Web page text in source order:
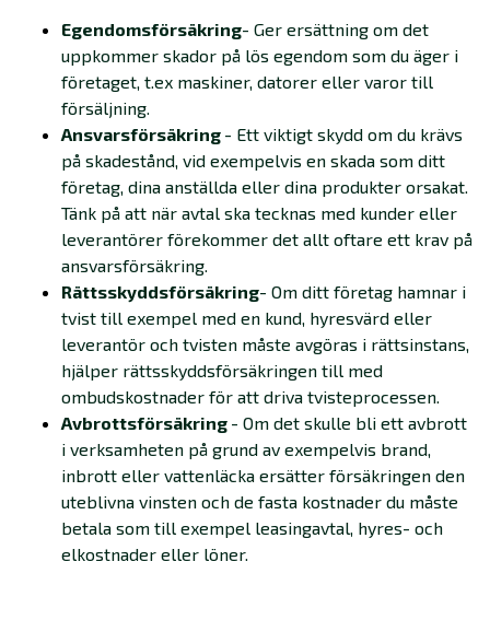
Egendomsförsäkring- Ger ersättning om det
uppkommer skador på lös egendom som du äger i
företaget, t.ex maskiner, datorer eller varor till
försäljning.
Ansvarsförsäkring - Ett viktigt skydd om du krävs
på skadestånd, vid exempelvis en skada som ditt
företag, dina anställda eller dina produkter orsakat.
Tänk på att när avtal ska tecknas med kunder eller
leverantörer förekommer det allt oftare ett krav på
ansvarsförsäkring.
Rättsskyddsförsäkring- Om ditt företag hamnar i
tvist till exempel med en kund, hyresvärd eller
leverantör och tvisten måste avgöras i rättsinstans,
hjälper rättsskyddsförsäkringen till med
ombudskostnader för att driva tvisteprocessen.
Avbrottsförsäkring - Om det skulle bli ett avbrott
i verksamheten på grund av exempelvis brand,
inbrott eller vattenläcka ersätter försäkringen den
uteblivna vinsten och de fasta kostnader du måste
betala som till exempel leasingavtal, hyres- och
elkostnader eller löner.